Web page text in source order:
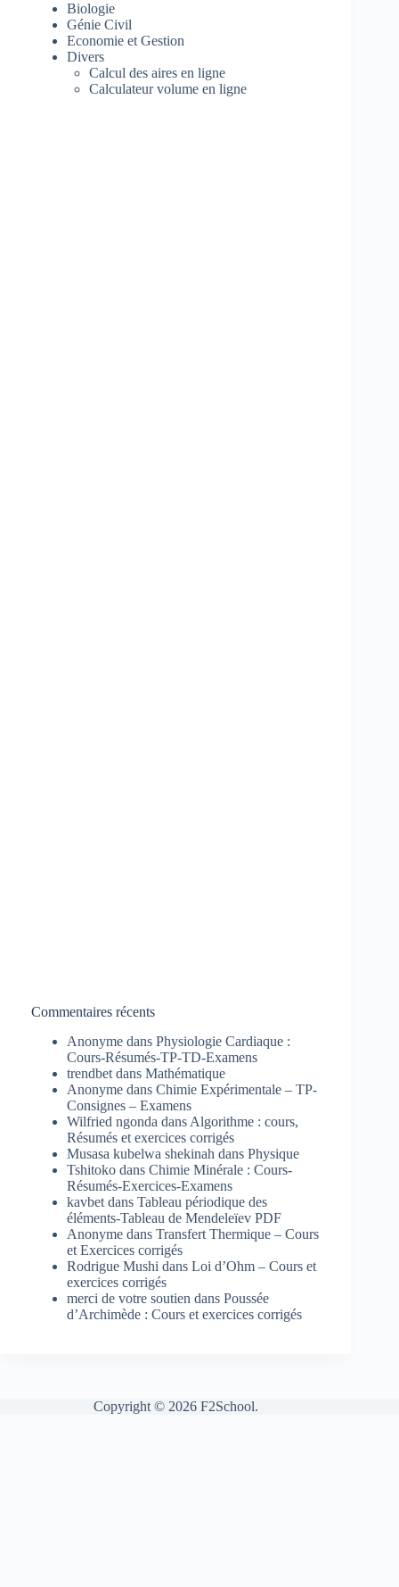
Biologie
Génie Civil
Economie et Gestion
Divers
Calcul des aires en ligne
Calculateur volume en ligne
Commentaires récents
Anonyme dans Physiologie Cardiaque :
Cours-Résumés-TP-TD-Examens
trendbet dans Mathématique
Anonyme dans Chimie Expérimentale – TP-
Consignes – Examens
Wilfried ngonda dans Algorithme : cours,
Résumés et exercices corrigés
Musasa kubelwa shekinah dans Physique
Tshitoko dans Chimie Minérale : Cours-
Résumés-Exercices-Examens
kavbet dans Tableau périodique des
éléments-Tableau de Mendeleïev PDF
Anonyme dans Transfert Thermique – Cours
et Exercices corrigés
Rodrigue Mushi dans Loi d’Ohm – Cours et
exercices corrigés
merci de votre soutien dans Poussée
d’Archimède : Cours et exercices corrigés
Copyright © 2026 F2School.